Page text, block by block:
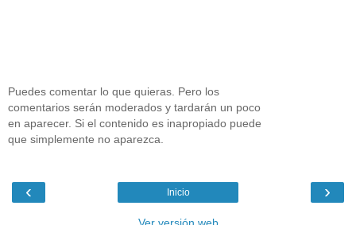
Puedes comentar lo que quieras. Pero los
comentarios serán moderados y tardarán un poco
en aparecer. Si el contenido es inapropiado puede
que simplemente no aparezca.
‹ ›
Inicio